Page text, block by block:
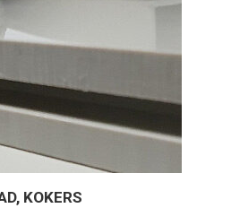
KOKERS